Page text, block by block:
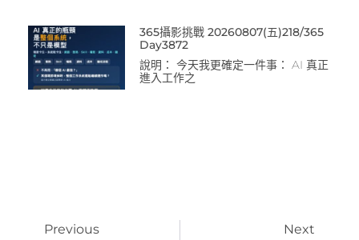
365攝影挑戰 20260807(五)218/365
Day3872
說明： 今天我更確定一件事： AI 真正
進入工作之
Previous Next